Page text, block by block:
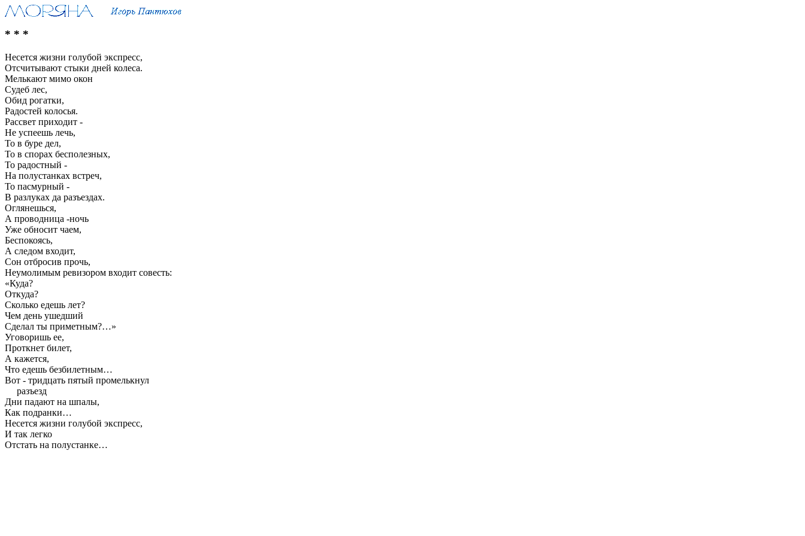
* * *
Несется жизни голубой экспресс,
Отсчитывают стыки дней колеса.
Мелькают мимо окон
Судеб лес,
Обид рогатки,
Радостей колосья.
Рассвет приходит -
Не успеешь лечь,
То в буре дел,
То в спорах бесполезных,
То радостный -
На полустанках встреч,
То пасмурный -
В разлуках да разъездах.
Оглянешься,
А проводница -ночь
Уже обносит чаем,
Беспокоясь,
А следом входит,
Сон отбросив прочь,
Неумолимым ревизором входит совесть:
«Куда?
Откуда?
Сколько едешь лет?
Чем день ушедший
Сделал ты приметным?…»
Уговоришь ее,
Проткнет билет,
А кажется,
Что едешь безбилетным…
Вот - тридцать пятый промелькнул
разъезд
Дни падают на шпалы,
Как подранки…
Несется жизни голубой экспресс,
И так легко
Отстать на полустанке…